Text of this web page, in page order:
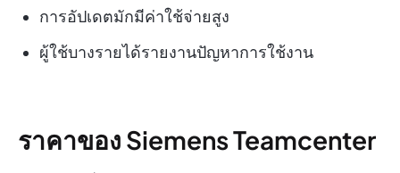
การอัปเดตมักมีค่าใช้จ่ายสูง
ผู้ใช้บางรายได้รายงานปัญหาการใช้งาน
ราคาของ Siemens Teamcenter